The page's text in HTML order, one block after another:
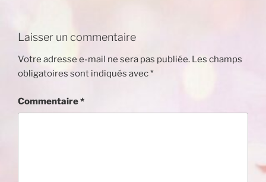
Laisser un commentaire
Votre adresse e-mail ne sera pas publiée. Les champs
obligatoires sont indiqués avec*
Commentaire*